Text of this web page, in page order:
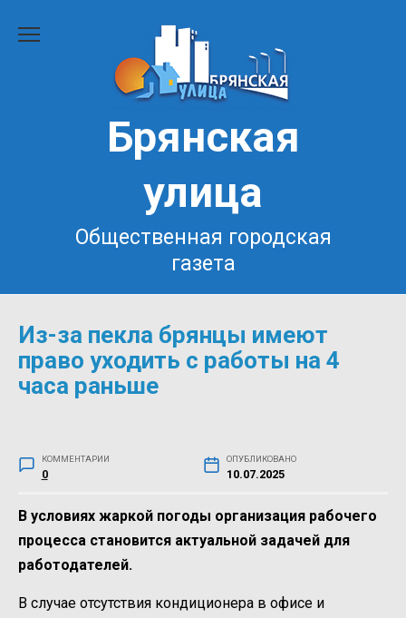
Брянская
улица
Общественная городская
газета
Из-за пекла брянцы имеют
право уходить с работы на 4
часа раньше
КОММЕНТАРИИ
0
ОПУБЛИКОВАНО
10.07.2025
В условиях жаркой погоды организация рабочего
процесса становится актуальной задачей для
работодателей.
В случае отсутствия кондиционера в офисе и